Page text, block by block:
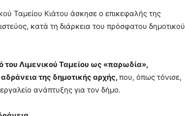
Ταμείου Κιάτου άσκησε ο επικεφαλής της
κατά τη διάρκεια του πρόσφατου δημοτικού
του Λιμενικού Ταμείου ως «παρωδία»,
της δημοτικής αρχής,που, όπως τόνισε,
ανάπτυξης για τον δήμο.